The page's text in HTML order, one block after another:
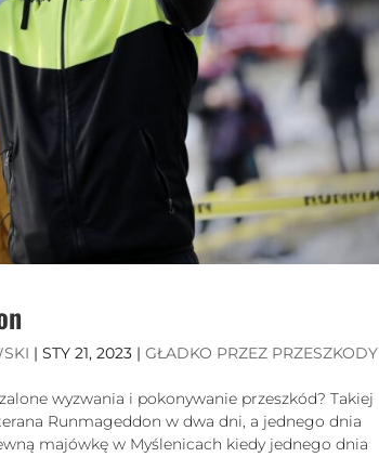
| STY 21, 2023| GŁADKO PRZEZ PRZESZKODY
wyzwania i pokonywanie przeszkód? Takiej
Runmageddon w dwa dni, a jednego dnia
majówkę w Myślenicach kiedy jednego dnia